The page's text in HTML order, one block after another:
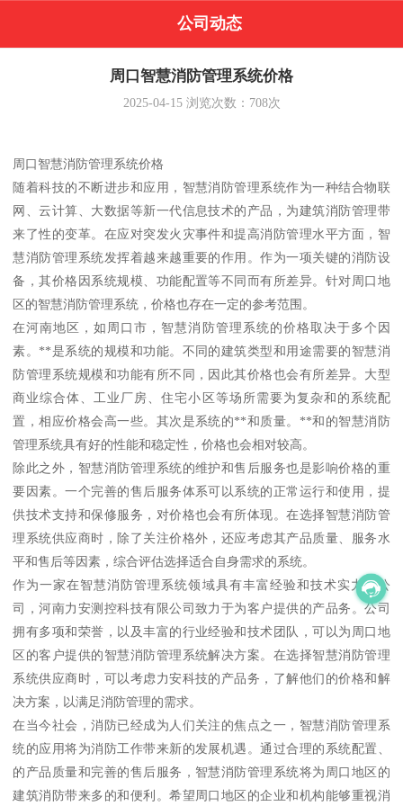
公司动态
周口智慧消防管理系统价格
2025-04-15浏览次数： 708次
周口智慧消防管理系统价格
随着科技的不断进步和应用，智慧消防管理系统作为一种结合物联
网、云计算、大数据等新一代信息技术的产品，为建筑消防管理带
来了性的变革。在应对突发火灾事件和提高消防管理水平方面，智
慧消防管理系统发挥着越来越重要的作用。作为一项关键的消防设
备，其价格因系统规模、功能配置等不同而有所差异。针对周口地
区的智慧消防管理系统，价格也存在一定的参考范围。
在河南地区，如周口市，智慧消防管理系统的价格取决于多个因
素。**是系统的规模和功能。不同的建筑类型和用途需要的智慧消
防管理系统规模和功能有所不同，因此其价格也会有所差异。大型
商业综合体、工业厂房、住宅小区等场所需要为复杂和的系统配
置，相应价格会高一些。其次是系统的**和质量。**和的智慧消防
管理系统具有好的性能和稳定性，价格也会相对较高。
除此之外，智慧消防管理系统的维护和售后服务也是影响价格的重
要因素。一个完善的售后服务体系可以系统的正常运行和使用，提
供技术支持和保修服务，对价格也会有所体现。在选择智慧消防管
理系统供应商时，除了关注价格外，还应考虑其产品质量、服务水
平和售后等因素，综合评估选择适合自身需求的系统。
作为一家在智慧消防管理系统领域具有丰富经验和技术实力的公
司，河南力安测控科技有限公司致力于为客户提供的产品务。公司
拥有多项和荣誉，以及丰富的行业经验和技术团队，可以为周口地
区的客户提供的智慧消防管理系统解决方案。在选择智慧消防管理
系统供应商时，可以考虑力安科技的产品务，了解他们的价格和解
决方案，以满足消防管理的需求。
在当今社会，消防已经成为人们关注的焦点之一，智慧消防管理系
统的应用将为消防工作带来新的发展机遇。通过合理的系统配置、
的产品质量和完善的售后服务，智慧消防管理系统将为周口地区的
建筑消防带来多的和便利。希望周口地区的企业和机构能够重视消